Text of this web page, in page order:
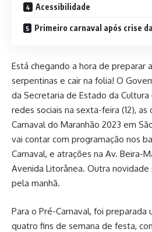
Acessibilidade
Primeiro carnaval após crise
Está chegando a hora de preparar
serpentinas e cair na folia! O
da Secretaria de Estado da Cultura
redes sociais na sexta-feira (12),
Carnaval do Maranhão 2023 em
vai contar com programação nos
Carnaval, e atrações na Av. Beira-
Avenida Litorânea. Outra novidade
pela manhã.
Para o Pré-Carnaval, foi preparada
quatro fins de semana de festa,